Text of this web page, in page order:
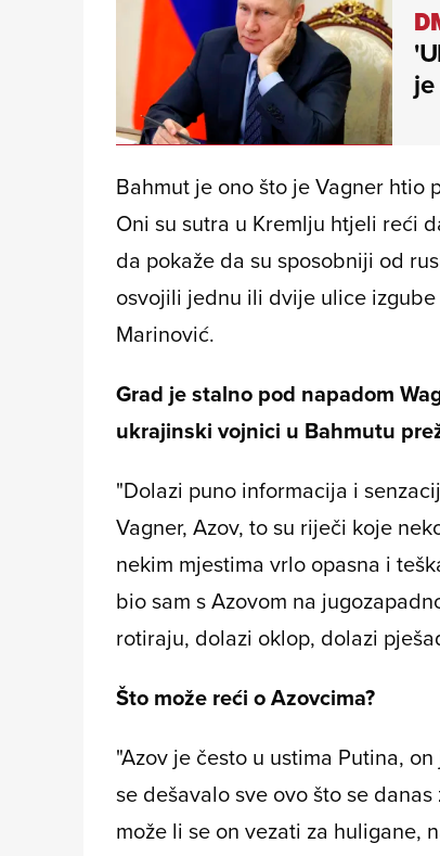
Bahmut je ono što je Vagner htio
Oni su sutra u Kremlju htjeli reći
da pokaže da su sposobniji od
osvojili jednu ili dvije ulice
Marinović.
Grad je stalno pod napadom
ukrajinski vojnici u Bahmutu
"Dolazi puno informacija i
Vagner, Azov, to su riječi koje
nekim mjestima vrlo opasna i
bio sam s Azovom na
rotiraju, dolazi oklop, dolazi
Što može reći o Azovcima?
"Azov je često u ustima Putina,
se dešavalo sve ovo što se
može li se on vezati za huligane,